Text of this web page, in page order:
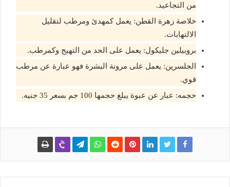
من التجاعيد.
خلاصة زهرة القطن: يعمل كمهدئ ومرطب لتقليل
الالتهابات.
بروبيلين جليكول: يعمل على الحد من التهيج وكمرطب.
الجلسرين: يعمل على مرونة البشرة فهو عبارة عن مرطب
قوي.
حجمه: عبار عن عبوة يبلغ حجمها 100 جم بسعر 35 جنيه.